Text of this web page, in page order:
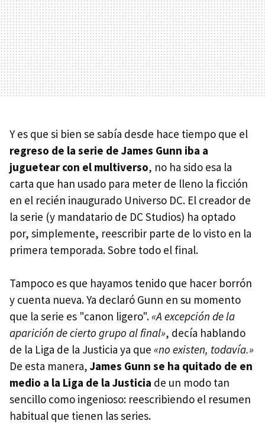
Y es que si bien se sabía desde hace tiempo que el
regreso de la serie de James Gunn iba a
juguetear con el multiverso, no ha sido esa la
carta que han usado para meter de lleno la ficción
en el recién inaugurado Universo DC. El creador de
la serie (y mandatario de DC Studios) ha optado
por, simplemente, reescribir parte de lo visto en la
primera temporada. Sobre todo el final.
Tampoco es que hayamos tenido que hacer borrón
y cuenta nueva. Ya declaró Gunn en su momento
que la serie es "canon ligero".«A excepción de la
aparición de cierto grupo al final», decía hablando
de la Liga de la Justicia ya que «no existen, todavía.»
De esta manera, James Gunn se ha quitado de en
medio a la Liga de la Justicia de un modo tan
sencillo como ingenioso: reescribiendo el resumen
habitual que tienen las series.